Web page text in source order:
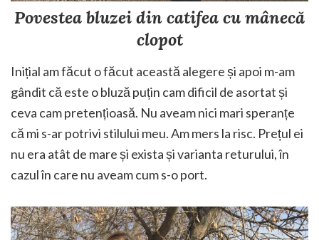
Povestea bluzei din catifea cu mânecă
clopot
Inițial am făcut o făcut această alegere și apoi m-am
gândit că este o bluză puțin cam dificil de asortat și
ceva cam pretențioasă. Nu aveam nici mari speranțe
că mi s-ar potrivi stilului meu. Am mers la risc. Prețul ei
nu era atât de mare și exista și varianta returului, în
cazul în care nu aveam cum s-o port.